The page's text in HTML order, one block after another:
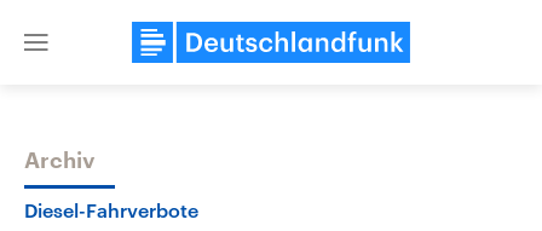
Close
Themen
Archiv
Diesel-Fahrverbote